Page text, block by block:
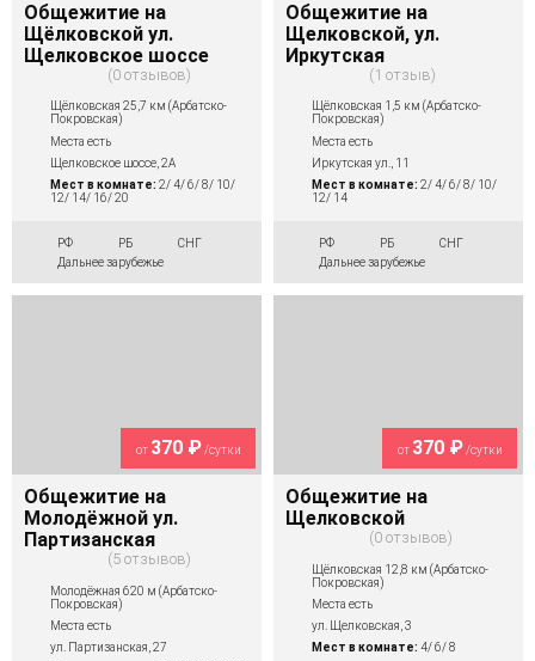
Общежитие на
Щёлковской ул.
Щелковское шоссе
0 отзывов
Щёлковская 25,7 км (Арбатско-
Покровская)
Места есть
Щелковское шоссе, 2А
Мест в комнате: 2/ 4/ 6/ 8/ 10/
12/ 14/ 16/ 20
РФ РБ
СНГ
Дальнее зарубежье
Общежитие на
Щелковской, ул.
Иркутская
1 отзыв
Щёлковская 1,5 км (Арбатско-
Покровская)
Места есть
Иркутская ул., 11
Мест в комнате: 2/ 4/ 6/ 8/ 10/
12/ 14
РФ РБ
СНГ
Дальнее зарубежье
от 370 ₽ /сутки
Общежитие на
Молодёжной ул.
Партизанская
5 отзывов
Молодёжная 620 м (Арбатско-
Покровская)
Места есть
ул. Партизанская, 27
от 370 ₽ /сутки
Общежитие на
Щелковской
0 отзывов
Щёлковская 12,8 км (Арбатско-
Покровская)
Места есть
ул. Щелковская, 3
Мест в комнате: 4/ 6/ 8